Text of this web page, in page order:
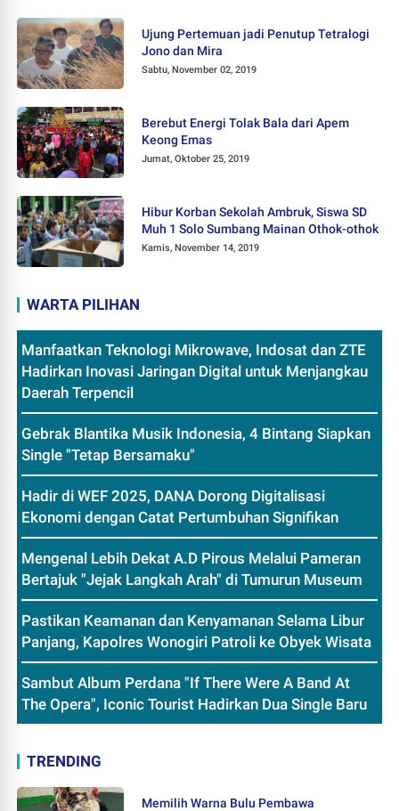
Ujung Pertemuan jadi Penutup Tetralogi
Jono dan Mira
Sabtu, November 02, 2019
Berebut Energi Tolak Bala dari Apem
Keong Emas
Jumat, Oktober 25, 2019
Hibur Korban Sekolah Ambruk, Siswa SD
Muh 1 Solo Sumbang Mainan Othok-othok
Kamis, November 14, 2019
WARTA PILIHAN
Manfaatkan Teknologi Mikrowave, Indosat dan ZTE
Hadirkan Inovasi Jaringan Digital untuk Menjangkau
Daerah Terpencil
Gebrak Blantika Musik Indonesia, 4 Bintang Siapkan
Single "Tetap Bersamaku"
Hadir di WEF 2025, DANA Dorong Digitalisasi
Ekonomi dengan Catat Pertumbuhan Signifikan
Mengenal Lebih Dekat A.D Pirous Melalui Pameran
Bertajuk "Jejak Langkah Arah" di Tumurun Museum
Pastikan Keamanan dan Kenyamanan Selama Libur
Panjang, Kapolres Wonogiri Patroli ke Obyek Wisata
Sambut Album Perdana "If There Were A Band At
The Opera", Iconic Tourist Hadirkan Dua Single Baru
TRENDING
Memilih Warna Bulu Pembawa